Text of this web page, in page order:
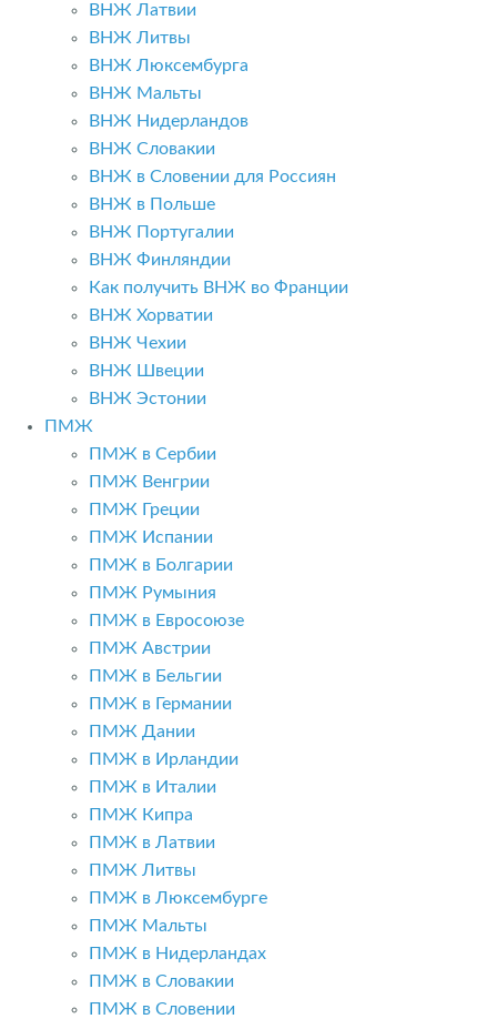
ВНЖ Латвии
ВНЖ Литвы
ВНЖ Люксембурга
ВНЖ Мальты
ВНЖ Нидерландов
ВНЖ Словакии
ВНЖ в Словении для Россиян
ВНЖ в Польше
ВНЖ Португалии
ВНЖ Финляндии
Как получить ВНЖ во Франции
ВНЖ Хорватии
ВНЖ Чехии
ВНЖ Швеции
ВНЖ Эстонии
ПМЖ
ПМЖ в Сербии
ПМЖ Венгрии
ПМЖ Греции
ПМЖ Испании
ПМЖ в Болгарии
ПМЖ Румыния
ПМЖ в Евросоюзе
ПМЖ Австрии
ПМЖ в Бельгии
ПМЖ в Германии
ПМЖ Дании
ПМЖ в Ирландии
ПМЖ в Италии
ПМЖ Кипра
ПМЖ в Латвии
ПМЖ Литвы
ПМЖ в Люксембурге
ПМЖ Мальты
ПМЖ в Нидерландах
ПМЖ в Словакии
ПМЖ в Словении